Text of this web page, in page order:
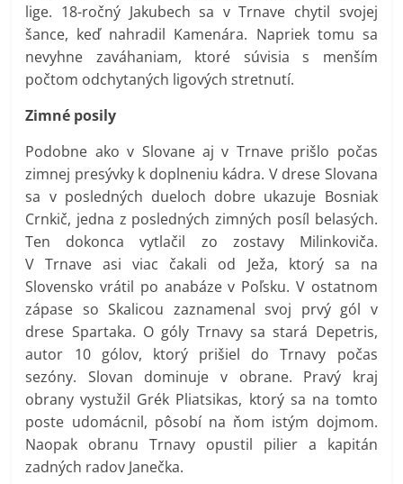
lige. 18-ročný Jakubech sa v Trnave chytil svojej
šance, keď nahradil Kamenára. Napriek tomu sa
nevyhne zaváhaniam, ktoré súvisia s menším
počtom odchytaných ligových stretnutí.
Zimné posily
Podobne ako v Slovane aj v Trnave prišlo počas
zimnej presývky k doplneniu kádra. V drese Slovana
sa v posledných dueloch dobre ukazuje Bosniak
Crnkič, jedna z posledných zimných posíl belasých.
Ten dokonca vytlačil zo zostavy Milinkoviča.
V Trnave asi viac čakali od Ježa, ktorý sa na
Slovensko vrátil po anabáze v Poľsku. V ostatnom
zápase so Skalicou zaznamenal svoj prvý gól v
drese Spartaka. O góly Trnavy sa stará Depetris,
autor 10 gólov, ktorý prišiel do Trnavy počas
sezóny. Slovan dominuje v obrane. Pravý kraj
obrany vystužil Grék Pliatsikas, ktorý sa na tomto
poste udomácnil, pôsobí na ňom istým dojmom.
Naopak obranu Trnavy opustil pilier a kapitán
zadných radov Janečka.